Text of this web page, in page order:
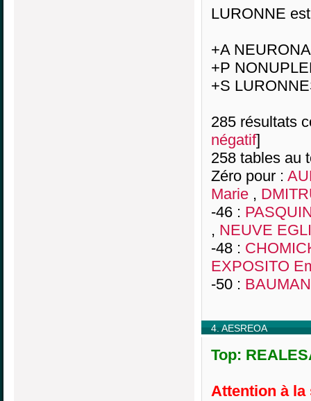
LURONNE
+A
+P
+S
285 résultats
négatif]
258 tables au
Zéro pour :
Marie ,
-46 :
, NEUVE
-48 :
EXPOSITO
-50 :
4. AESREOA
Top:
Attention à la